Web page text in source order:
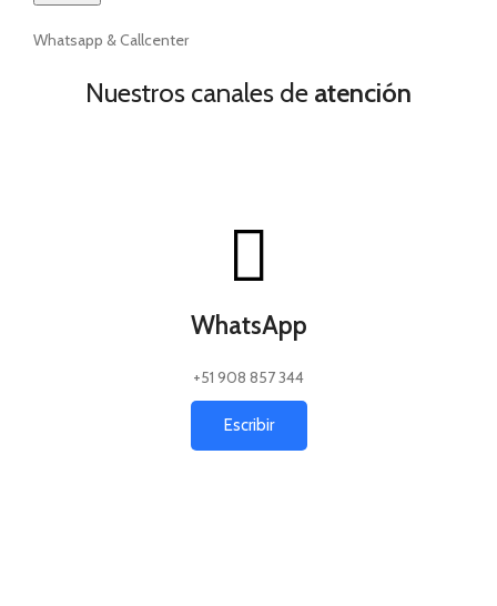
Whatsapp & Callcenter
Nuestros canales de atención
WhatsApp
+51 908 857 344
Escribir